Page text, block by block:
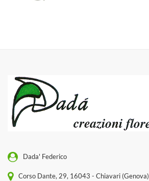
Dada' Federico
Corso Dante, 29, 16043 - Chiavari (Genova)